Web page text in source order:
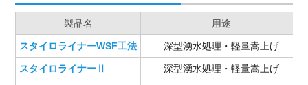
製品名 用途
スタイロライナーWSF工法 深型湧水処理・軽量嵩上げ
スタイロライナーⅡ 深型湧水処理・軽量嵩上げ